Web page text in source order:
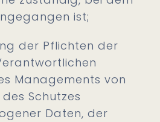
ist;
der Pflichten der
Managements von
Schutzes
Daten, der